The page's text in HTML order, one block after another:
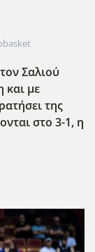
Σαλιού
και με
της
στο 3-1, η